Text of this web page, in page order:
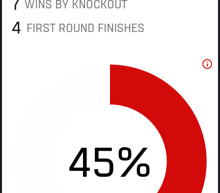
7 WINS BY KNOCKOUT
4 FIRST ROUND FINISHES
45%